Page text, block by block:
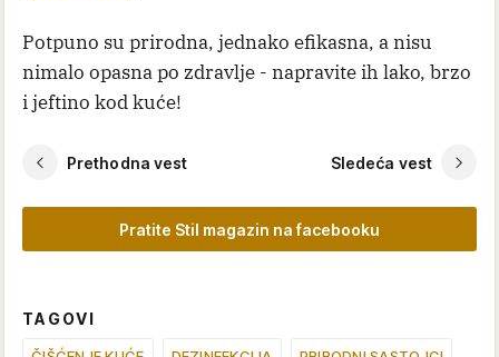
Potpuno su prirodna, jednako efikasna, a nisu
nimalo opasna po zdravlje - napravite ih lako, brzo
i jeftino kod kuće!
Prethodna vest Sledeća vest
Pratite Stil magazin na facebooku
TAGOVI